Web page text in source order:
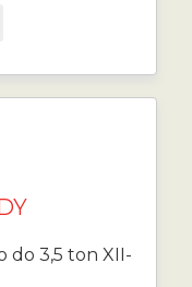
do 3,5 ton XII-